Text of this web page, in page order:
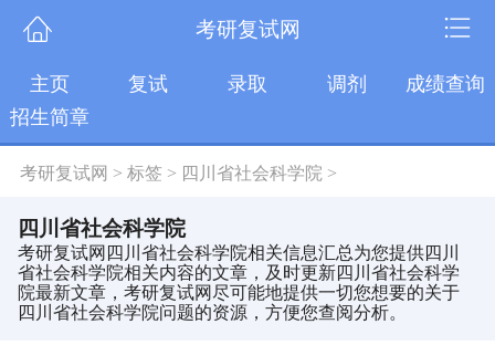
考研复试网
主页 复试 录取 调剂
成绩查询
招生简章
考研复试网 > 标签 > 四川省社会科学院 >
四川省社会科学院
考研复试网四川省社会科学院相关信息汇总为您提供四川
省社会科学院相关内容的文章，及时更新四川省社会科学
院最新文章，考研复试网尽可能地提供一切您想要的关于
四川省社会科学院问题的资源，方便您查阅分析。